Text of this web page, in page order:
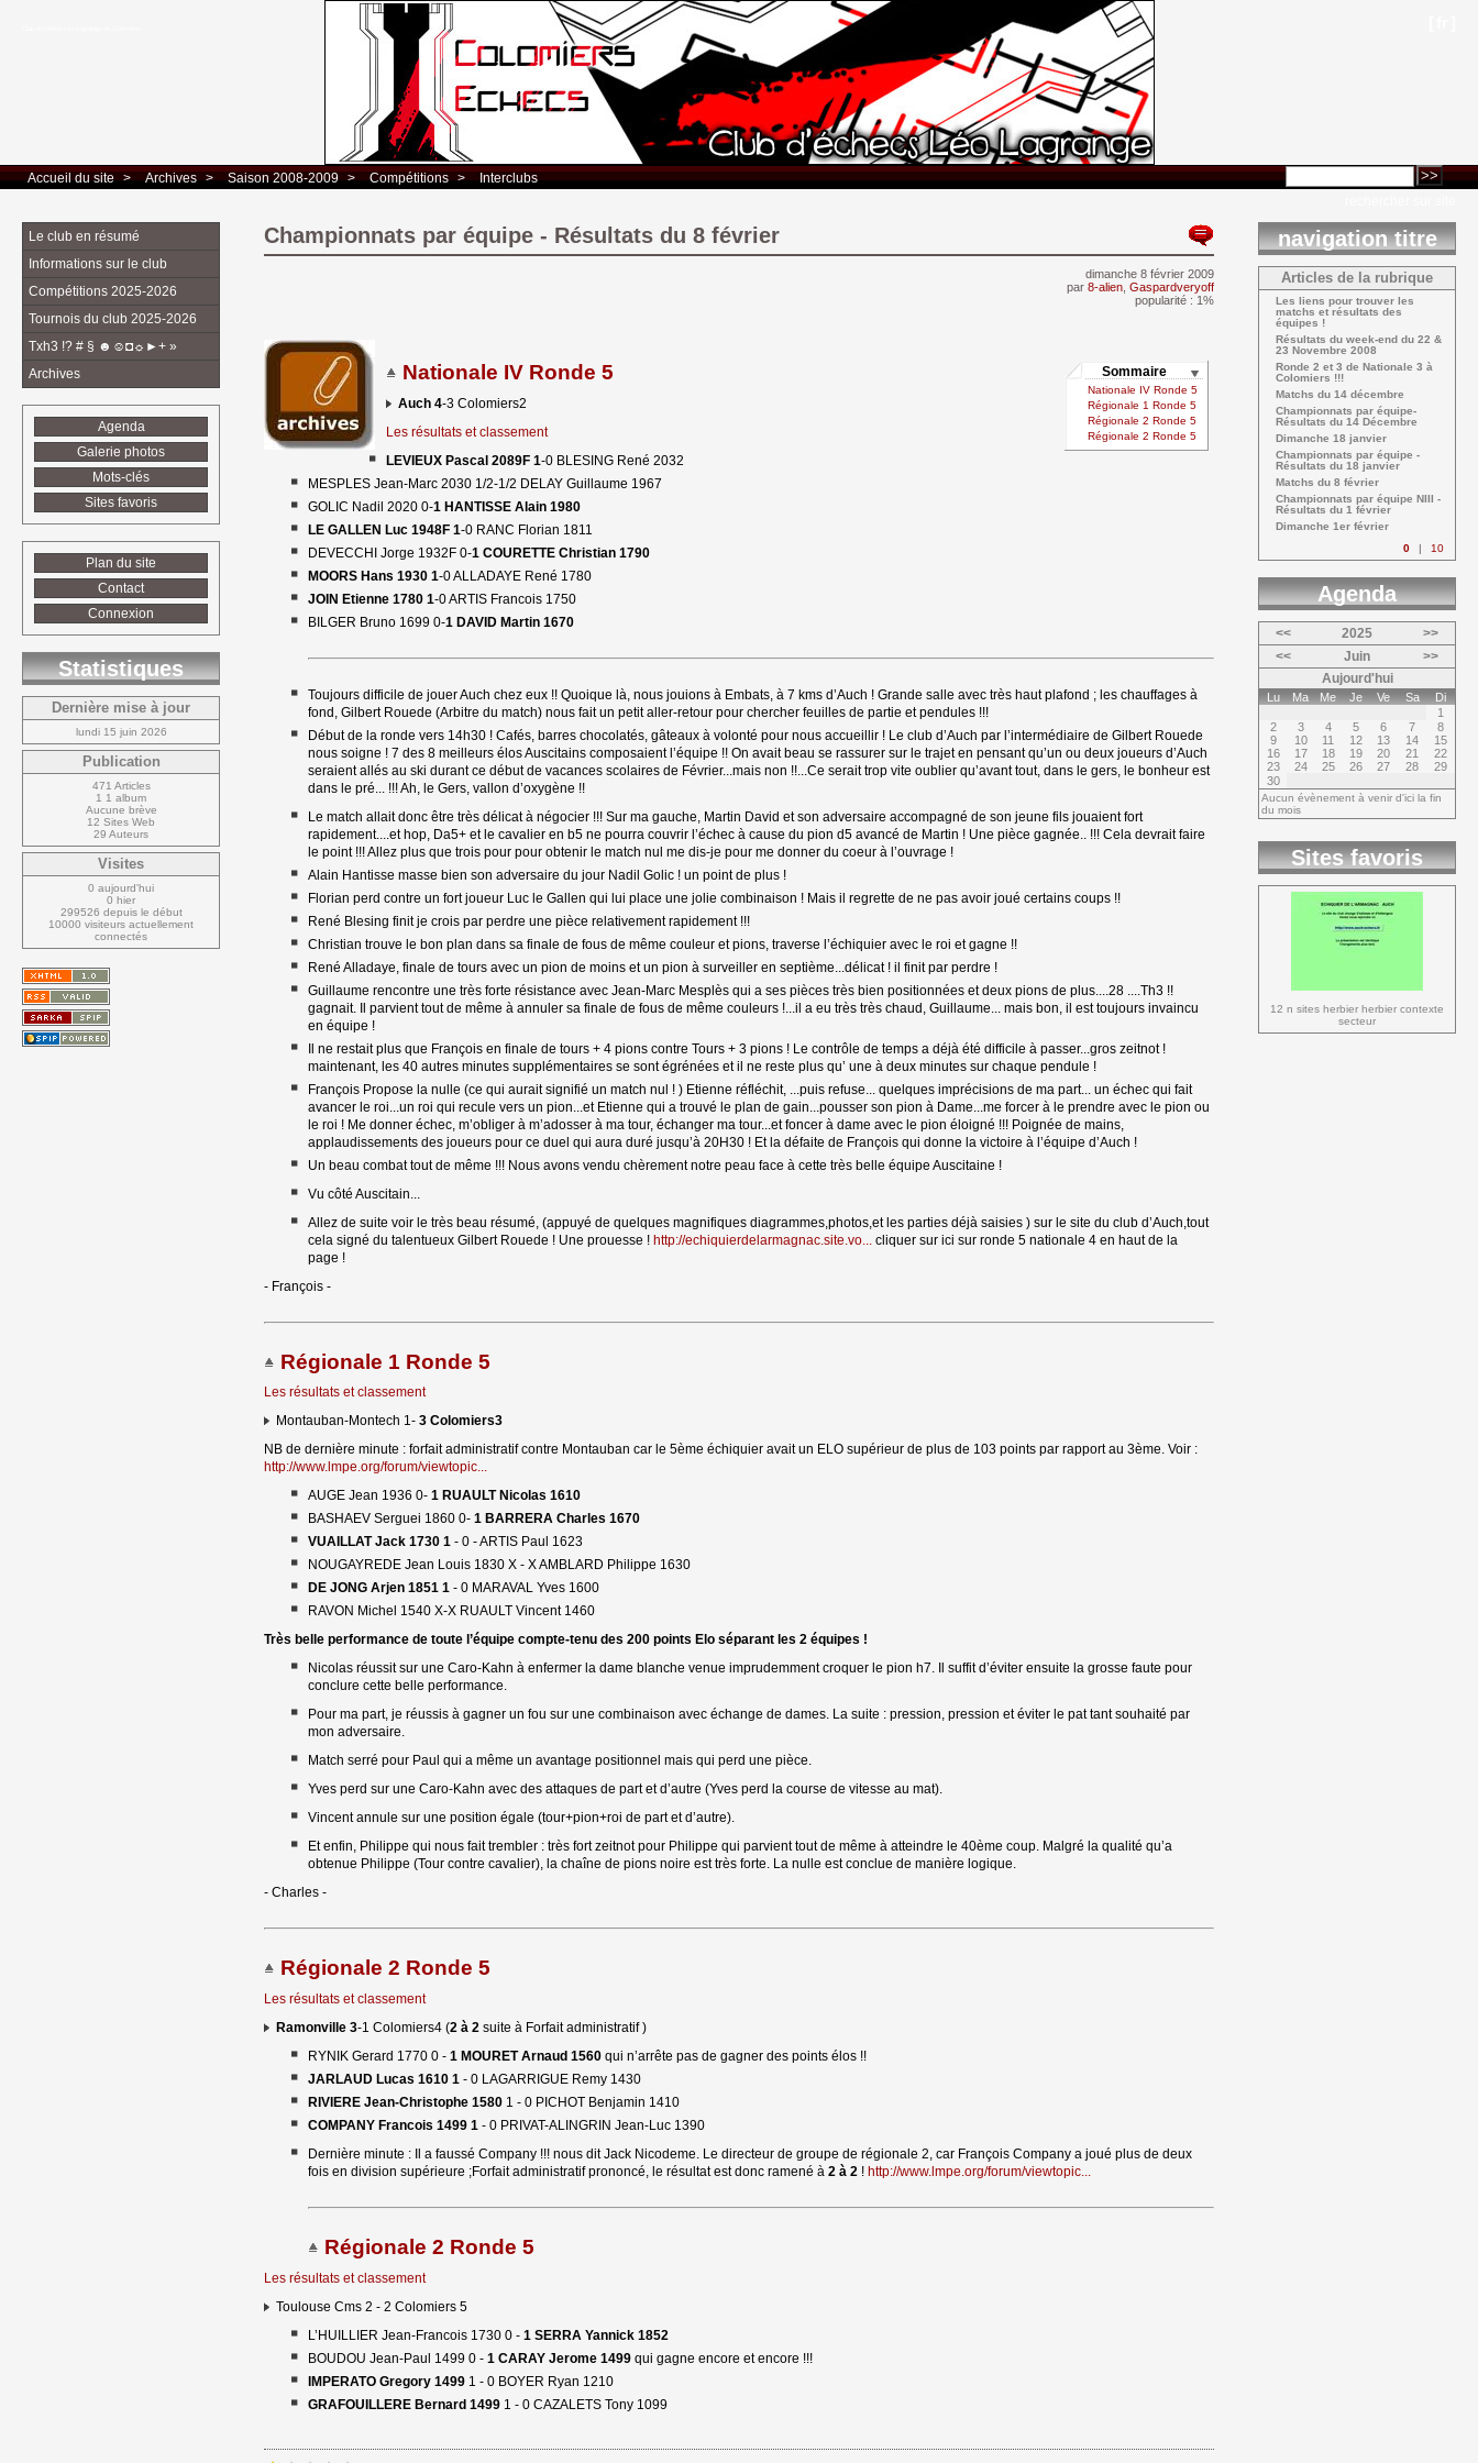
Accueil du site > Archives > Saison 2008-2009 > Compétitions > Interclubs
Championnats par équipe - Résultats du 8 février
dimanche 8 février 2009
par 8-alien Gaspardveryoff
popularité : 1%
Sommaire
Nationale IV Ronde 5
Régionale 1 Ronde 5
Régionale 2 Ronde 5
Régionale 2 Ronde 5
Nationale IV Ronde 5
Auch 4-3 Colomiers2
Les résultats et classement
LEVIEUX Pascal 2089F 1-0 BLESING René 2032
MESPLES Jean-Marc 2030 1/2-1/2 DELAY Guillaume 1967
GOLIC Nadil 2020 0-1 HANTISSE Alain 1980
LE GALLEN Luc 1948F 1-0 RANC Florian 1811
DEVECCHI Jorge 1932F 0-1 COURETTE Christian 1790
MOORS Hans 1930 1-0 ALLADAYE René 1780
JOIN Etienne 1780 1-0 ARTIS Francois 1750
BILGER Bruno 1699 0-1 DAVID Martin 1670
Toujours difficile de jouer Auch chez eux !! Quoique là, nous jouions à Embats, à 7 kms d’Auch ! Grande salle avec très haut plafond ; les chauffages à
fond, Gilbert Rouede (Arbitre du match) nous fait un petit aller-retour pour chercher feuilles de partie et pendules !!!
Début de la ronde vers 14h30 ! Cafés, barres chocolatés, gâteaux à volonté pour nous accueillir ! Le club d’Auch par l’intermédiaire de Gilbert Rouede
nous soigne ! 7 des 8 meilleurs élos Auscitains composaient l’équipe !! On avait beau se rassurer sur le trajet en pensant qu’un ou deux joueurs d’Auch
seraient allés au ski durant ce début de vacances scolaires de Février...mais non !!...Ce serait trop vite oublier qu’avant tout, dans le gers, le bonheur est
dans le pré... !!! Ah, le Gers, vallon d’oxygène !!
Le match allait donc être très délicat à négocier !!! Sur ma gauche, Martin David et son adversaire accompagné de son jeune fils jouaient fort
rapidement....et hop, Da5+ et le cavalier en b5 ne pourra couvrir l’échec à cause du pion d5 avancé de Martin ! Une pièce gagnée.. !!! Cela devrait faire
le point !!! Allez plus que trois pour pour obtenir le match nul me dis-je pour me donner du coeur à l’ouvrage !
Alain Hantisse masse bien son adversaire du jour Nadil Golic ! un point de plus !
Florian perd contre un fort joueur Luc le Gallen qui lui place une jolie combinaison ! Mais il regrette de ne pas avoir joué certains coups !!
René Blesing finit je crois par perdre une pièce relativement rapidement !!!
Christian trouve le bon plan dans sa finale de fous de même couleur et pions, traverse l’échiquier avec le roi et gagne !!
René Alladaye, finale de tours avec un pion de moins et un pion à surveiller en septième...délicat ! il finit par perdre !
Guillaume rencontre une très forte résistance avec Jean-Marc Mesplès qui a ses pièces très bien positionnées et deux pions de plus....28 ....Th3 !!
gagnait. Il parvient tout de même à annuler sa finale de fous de même couleurs !...il a eu très très chaud, Guillaume... mais bon, il est toujours invaincu
en équipe !
Il ne restait plus que François en finale de tours + 4 pions contre Tours + 3 pions ! Le contrôle de temps a déjà été difficile à passer...gros zeitnot !
maintenant, les 40 autres minutes supplémentaires se sont égrénées et il ne reste plus qu’ une à deux minutes sur chaque pendule !
François Propose la nulle (ce qui aurait signifié un match nul ! ) Etienne réfléchit, ...puis refuse... quelques imprécisions de ma part... un échec qui fait
avancer le roi...un roi qui recule vers un pion...et Etienne qui a trouvé le plan de gain...pousser son pion à Dame...me forcer à le prendre avec le pion ou
le roi ! Me donner échec, m’obliger à m’adosser à ma tour, échanger ma tour...et foncer à dame avec le pion éloigné !!! Poignée de mains,
applaudissements des joueurs pour ce duel qui aura duré jusqu’à 20H30 ! Et la défaite de François qui donne la victoire à l’équipe d’Auch !
Un beau combat tout de même !!! Nous avons vendu chèrement notre peau face à cette très belle équipe Auscitaine !
Vu côté Auscitain...
Allez de suite voir le très beau résumé, (appuyé de quelques magnifiques diagrammes,photos,et les parties déjà saisies ) sur le site du club d’Auch,tout
cela signé du talentueux Gilbert Rouede ! Une prouesse ! http://echiquierdelarmagnac.site.vo...
cliquer sur ici sur ronde 5 nationale 4 en haut de la
page !
- François -
Régionale 1 Ronde 5
Les résultats et classement
Montauban-Montech 1- 3 Colomiers3
NB de dernière minute : forfait administratif contre Montauban car le 5ème échiquier avait un ELO supérieur de plus de 103 points par rapport au 3ème. Voir :
http://www.lmpe.org/forum/viewtopic...
AUGE Jean 1936 0- 1 RUAULT Nicolas 1610
BASHAEV Serguei 1860 0- 1 BARRERA Charles 1670
VUAILLAT Jack 1730 1 - 0 - ARTIS Paul 1623
NOUGAYREDE Jean Louis 1830 X - X AMBLARD Philippe 1630
DE JONG Arjen 1851 1 - 0 MARAVAL Yves 1600
RAVON Michel 1540 X-X RUAULT Vincent 1460
Très belle performance de toute l’équipe compte-tenu des 200 points Elo séparant les 2 équipes !
Nicolas réussit sur une Caro-Kahn à enfermer la dame blanche venue imprudemment croquer le pion h7. Il suffit d’éviter ensuite la grosse faute pour
conclure cette belle performance.
Pour ma part, je réussis à gagner un fou sur une combinaison avec échange de dames. La suite : pression, pression et éviter le pat tant souhaité par
mon adversaire.
Match serré pour Paul qui a même un avantage positionnel mais qui perd une pièce.
Yves perd sur une Caro-Kahn avec des attaques de part et d’autre (Yves perd la course de vitesse au mat).
Vincent annule sur une position égale (tour+pion+roi de part et d’autre).
Et enfin, Philippe qui nous fait trembler : très fort zeitnot pour Philippe qui parvient tout de même à atteindre le 40ème coup. Malgré la qualité qu’a
obtenue Philippe (Tour contre cavalier), la chaîne de pions noire est très forte. La nulle est conclue de manière logique.
- Charles -
Régionale 2 Ronde 5
Les résultats et classement
Ramonville 3-1 Colomiers4 (2 à 2 suite à Forfait administratif )
RYNIK Gerard 1770 0 - 1 MOURET Arnaud 1560 qui n’arrête pas de gagner des points élos !!
JARLAUD Lucas 1610 1 - 0 LAGARRIGUE Remy 1430
RIVIERE Jean-Christophe 1580 1 - 0 PICHOT Benjamin 1410
COMPANY Francois 1499 1 - 0 PRIVAT-ALINGRIN Jean-Luc 1390
Dernière minute : Il a faussé Company !!! nous dit Jack Nicodeme. Le directeur de groupe de régionale 2, car François Company a joué plus de deux
fois en division supérieure ;Forfait administratif prononcé, le résultat est donc ramené à 2 à 2 ! http://www.lmpe.org/forum/viewtopic...
Régionale 2 Ronde 5
Les résultats et classement
Toulouse Cms 2 - 2 Colomiers 5
L’HUILLIER Jean-Francois 1730 0 - 1 SERRA Yannick 1852
BOUDOU Jean-Paul 1499 0 - 1 CARAY Jerome 1499 qui gagne encore et encore !!!
IMPERATO Gregory 1499 1 - 0 BOYER Ryan 1210
GRAFOUILLERE Bernard 1499 1 - 0 CAZALETS Tony 1099
Le club en résumé
Informations sur le club
Compétitions 2025-2026
Tournois du club 2025-2026
Txh3 !? # § ☻☺◘☼►+ »
Archives
Agenda
Galerie photos
Mots-clés
Sites favoris
Plan du site
Contact
Connexion
Statistiques
Dernière mise à jour
lundi 15 juin 2026
Publication
471 Articles
1 1 album
Aucune brève
12 Sites Web
29 Auteurs
Visites
0 aujourd'hui
0 hier
299526 depuis le début
10000 visiteurs actuellement
connectés
navigation titre
Articles de la rubrique
Les liens pour trouver les
matchs et résultats des
équipes !
Résultats du week-end du 22 &
23 Novembre 2008
Ronde 2 et 3 de Nationale 3 à
Colomiers !!!
Matchs du 14 décembre
Championnats par équipe-
Résultats du 14 Décembre
Dimanche 18 janvier
Championnats par équipe -
Résultats du 18 janvier
Matchs du 8 février
Championnats par équipe NIII -
Résultats du 1 février
Dimanche 1er février
0
| 10
Agenda
<< 2025
>>
<<
Juin
>>
Aujourd'hui
Lu Ma Me Je Ve Sa
Di
1
2
3 4 5 6 7
8
9
10 11 12 13 14
15
16
17 18 19 20 21
22
23
24 25 26 27 28
29
30
Aucun évènement à venir d'ici la fin
du mois
Sites favoris
12 n sites herbier herbier contexte
secteur